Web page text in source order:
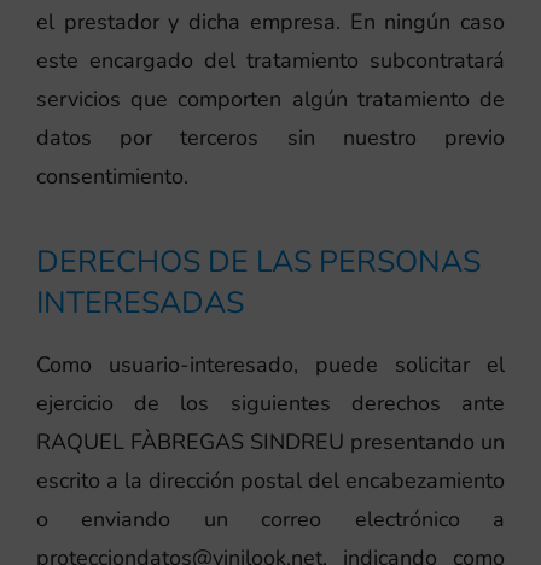
el prestador y dicha empresa. En ningún caso
este encargado del tratamiento subcontratará
servicios que comporten algún tratamiento de
datos por terceros sin nuestro previo
consentimiento.
DERECHOS DE LAS PERSONAS
INTERESADAS
Como usuario-interesado, puede solicitar el
ejercicio de los siguientes derechos ante
RAQUEL FÀBREGAS SINDREU presentando un
escrito a la dirección postal del encabezamiento
o enviando un correo electrónico a
protecciondatos@vinilook.net, indicando como